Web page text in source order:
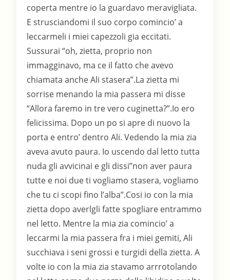
coperta mentre io la guardavo meravigliata.
E strusciandomi il suo corpo comincio’ a
leccarmeli i miei capezzoli gia eccitati.
Sussurai “oh, zietta, proprio non
immagginavo, ma ce il fatto che avevo
chiamata anche Ali stasera”.La zietta mi
sorrise menando la mia passera mi disse
“Allora faremo in tre vero cuginetta?”.Io ero
felicissima. Dopo un po si apre di nuovo la
porta e entro’ dentro Ali. Vedendo la mia zia
aveva avuto paura. Io uscendo dal letto tutta
nuda gli avvicinai e gli dissi”non aver paura
tutte e noi due ti vogliamo stasera, vogliamo
che tu ci scopi fino l’alba”.Cosi io con la mia
zietta dopo averlgli fatte spogliare entrammo
nel letto. Mentre la mia zia comincio’ a
leccarmi la mia passera fra i miei gemiti, Ali
succhiava i seni grossi e turgidi della zietta. A
volte io con la mia zia stavamo arrrotolando